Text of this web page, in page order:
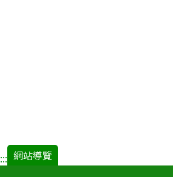
::: 網站導覽